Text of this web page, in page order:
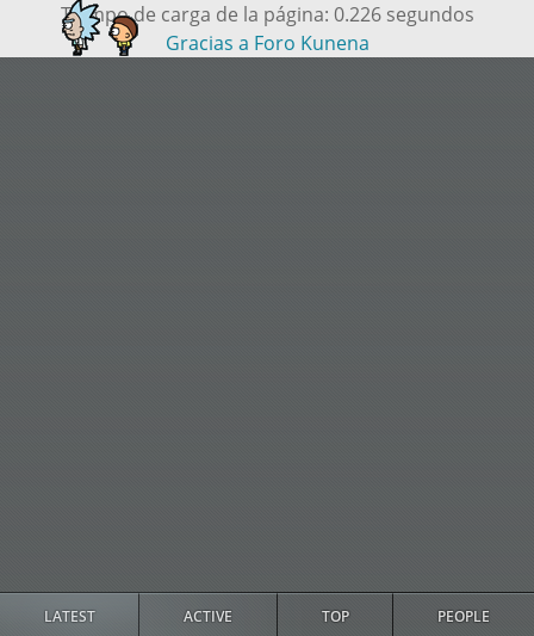
LATEST ACTIVE TOP PEOPLE
Tiempo de carga de la página: 0.226 segundos
Gracias a Foro Kunena